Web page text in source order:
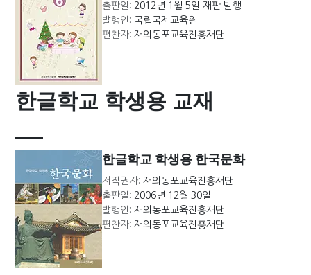
출판일: 2012년 1월 5일 재판 발행
발행인: 국립국제교육원
편찬자: 재외동포교육진흥재단
한글학교 학생용 교재
한글학교 학생용 한국문화
저작권자: 재외동포교육진흥재단
출판일: 2006년 12월 30일
발행인: 재외동포교육진흥재단
편찬자: 재외동포교육진흥재단